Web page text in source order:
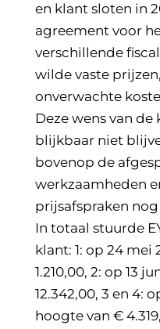
en klant sloten in
agreement voor
verschillende
wilde vaste
onverwachte
Deze wens van de
blijkbaar niet
bovenop de
werkzaamheden
prijsafspraken
In totaal stuurde
klant: 1: op 24 mei
1.210,00, 2: op 13
12.342,00, 3 en 4:
hoogte van €